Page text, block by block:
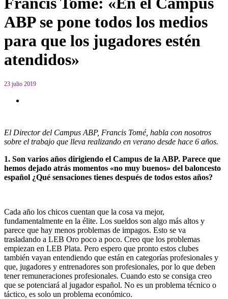
ABP se pone todos los medios
para que los jugadores estén
atendidos»
23 julio 2019
El Director del Campus ABP, Francis Tomé, habla con nosotros
sobre el trabajo que lleva realizando en verano desde hace 6 años.
1. Son varios años dirigiendo el Campus de la ABP. Parece que
hemos dejado atrás momentos «no muy buenos» del baloncesto
español ¿Qué sensaciones tienes después de todos estos años?
Cada año los chicos cuentan que la cosa va mejor,
fundamentalmente en la élite. Los sueldos son algo más altos y
parece que hay menos problemas de impagos. Esto se va
trasladando a LEB Oro poco a poco. Creo que los problemas
empiezan en LEB Plata. Pero espero que pronto estos clubes
también vayan entendiendo que están en categorías profesionales y
que, jugadores y entrenadores son profesionales, por lo que deben
tener remuneraciones profesionales. Cuando esto se consiga creo
que se potenciará al jugador español. No es un problema técnico o
táctico, es solo un problema económico.